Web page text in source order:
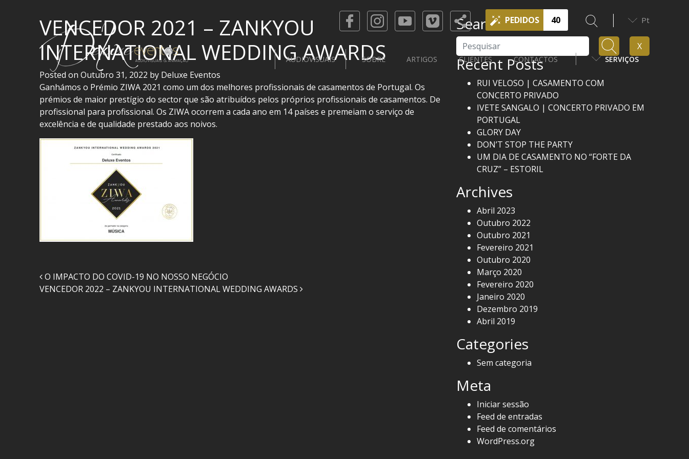
PEDIDOS 40 Pt
AUDIOVISUAIS SOBRE ARTIGOS CLIENTES CONTACTOS SERVIÇOS
VENCEDOR 2021 – ZANKYOU
INTERNATIONAL WEDDING AWARDS
Posted on Outubro 31, 2022 by Deluxe Eventos
Ganhámos o Prémio ZIWA 2021 como um dos melhores profissionais de casamentos de Portugal. Os
prémios de maior prestígio do sector que são atribuídos pelos próprios profissionais de casamentos. De
profissional para profissional. Os ZIWA ocorrem a cada ano em 14 países e premeiam o serviço de
excelência e de qualidade prestado aos noivos.
Navegação nos Posts
O IMPACTO DO COVID-19 NO NOSSO NEGÓCIO
VENCEDOR 2022 – ZANKYOU INTERNATIONAL WEDDING AWARDS
Search
Pesquisar X
Recent Posts
RUI VELOSO | CASAMENTO COM
CONCERTO PRIVADO
IVETE SANGALO | CONCERTO PRIVADO EM
PORTUGAL
GLORY DAY
DON’T STOP THE PARTY
UM DIA DE CASAMENTO NO “FORTE DA
CRUZ” – ESTORIL
Archives
Abril 2023
Outubro 2022
Outubro 2021
Fevereiro 2021
Outubro 2020
Março 2020
Fevereiro 2020
Janeiro 2020
Dezembro 2019
Abril 2019
Categories
Sem categoria
Meta
Iniciar sessão
Feed de entradas
Feed de comentários
WordPress.org